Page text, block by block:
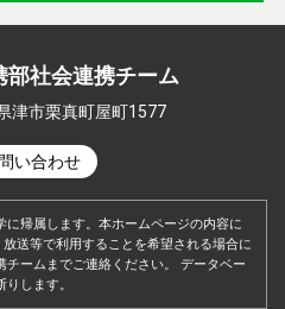
部社会連携チーム
津市栗真町屋町1577
い合わせ
帰属します。本ホームページの内容に
送等で利用することを希望される場合に
ームまでご連絡ください。 データベー
します。